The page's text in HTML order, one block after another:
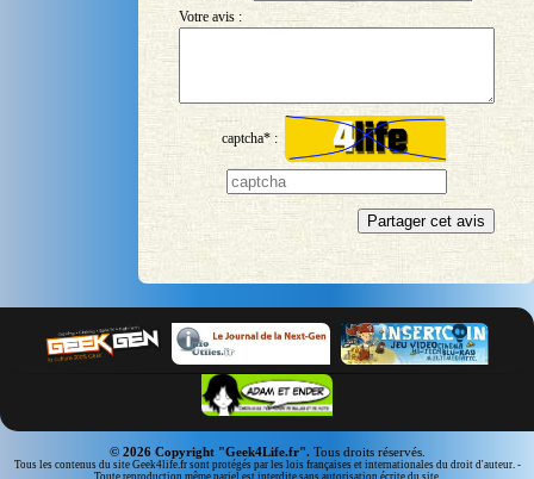
Votre avis :
captcha* :
© 2026 Copyright "Geek4Life.fr".Tous droits réservés.
Tous les contenus du site Geek4life.fr sont protégés par les lois françaises et internationales du droit d'auteur. -
Toute reproduction même pariel est interdite sans autorisation écrite du site.